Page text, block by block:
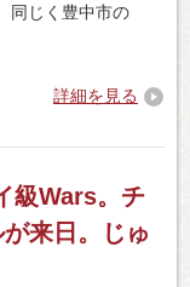
同じく豊中市の
詳細を見る
級Wars。チ
来日。じゅ